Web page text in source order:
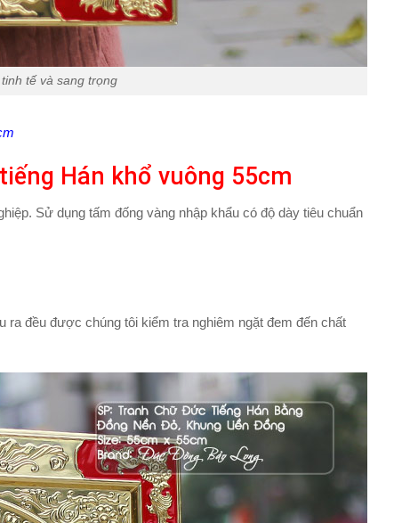
tế và sang trọng
Hán khổ vuông 55cm
Sử dụng tấm đống vàng nhập khẩu có độ dày tiêu chuẩn
ra đều được chúng tôi kiểm tra nghiêm ngặt đem đến chất